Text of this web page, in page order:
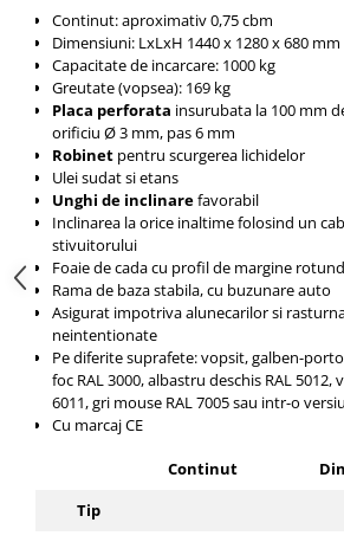
Continut: aproximativ 0,75 cbm
Dimensiuni: LxLxH 1440 x 1280 x 680mm
Capacitate de incarcare: 1000 kg
Greutate (vopsea): 169 kg
Placa perforata insurubata la 100 mm
orificiu Ø 3 mm, pas 6 mm
Robinet pentru scurgerea lichidelor
Ulei sudat si etans
Unghi de inclinarefavorabil
Inclinarea la orice inaltime folosind un
stivuitorului
Foaie de cada cu profil de margine rotund
Rama de baza stabila, cu buzunare auto
Asigurat impotriva alunecarilor si
neintentionate
Pe diferite suprafete: vopsit, galben-
foc RAL 3000, albastru deschis RAL 5012,
6011, gri mouse RAL 7005 sau intr-o
Cu marcaj CE
Continut
Tip